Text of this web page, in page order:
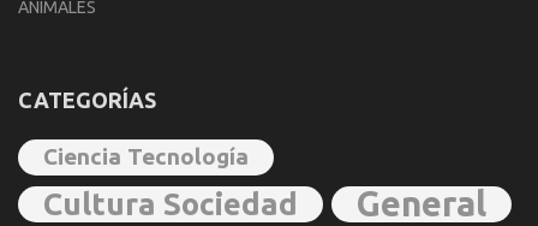
ANIMALES
CATEGORÍAS
Ciencia Tecnología
Cultura Sociedad General